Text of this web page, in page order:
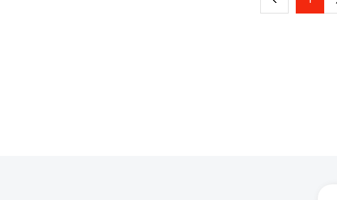
利的宏观环境下，受到Micron等美国
Connect”，支持应用市场和无线软